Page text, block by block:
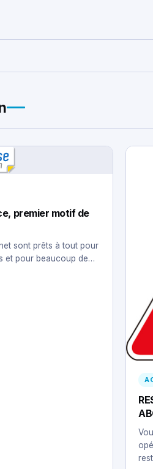
premier motif de
sont prêts à tout pour
et pour beaucoup de…